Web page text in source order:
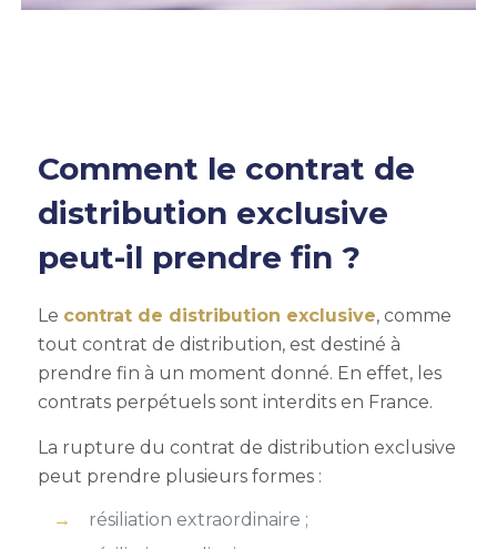
Comment le contrat de
distribution exclusive
peut-il prendre fin ?
Le contrat de distribution exclusive, comme
tout contrat de distribution, est destiné à
prendre fin à un moment donné. En effet, les
contrats perpétuels sont interdits en France.
La rupture du contrat de distribution exclusive
peut prendre plusieurs formes :
résiliation extraordinaire ;